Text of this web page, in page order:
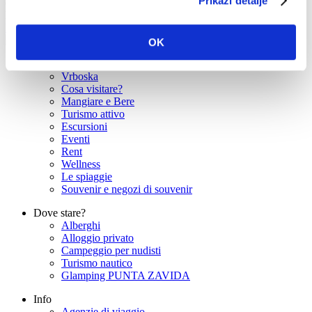
OK
Fonte: DHMZ
Offerta turistica
Vrboska
Cosa visitare?
Mangiare e Bere
Turismo attivo
Escursioni
Eventi
Rent
Wellness
Le spiaggie
Souvenir e negozi di souvenir
Dove stare?
Alberghi
Alloggio privato
Campeggio per nudisti
Turismo nautico
Glamping PUNTA ZAVIDA
Info